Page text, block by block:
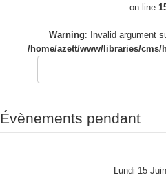
on line
Warning: Invalid argument
/home/azett/www/libraries/cms/
Évènements pendant
Lundi 15